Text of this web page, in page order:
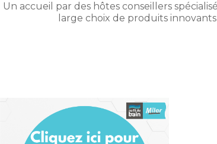
Un accueil par des hôtes conseillers
large choix de produits